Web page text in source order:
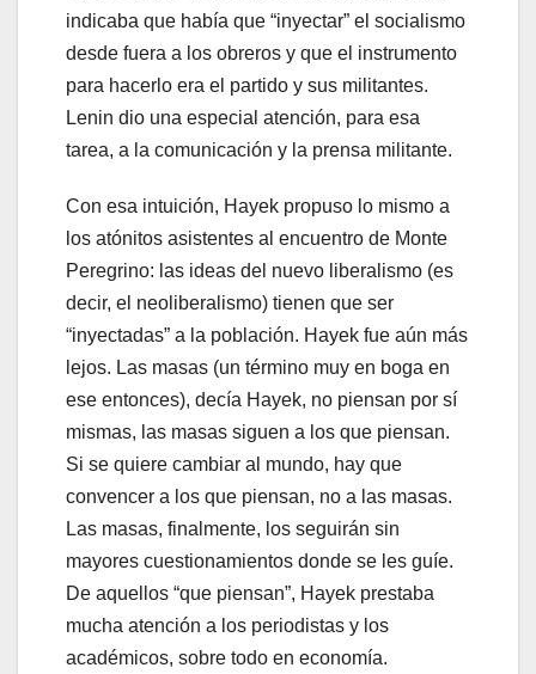
indicaba que había que “inyectar” el socialismo
desde fuera a los obreros y que el instrumento
para hacerlo era el partido y sus militantes.
Lenin dio una especial atención, para esa
tarea, a la comunicación y la prensa militante.
Con esa intuición, Hayek propuso lo mismo a
los atónitos asistentes al encuentro de Monte
Peregrino: las ideas del nuevo liberalismo (es
decir, el neoliberalismo) tienen que ser
“inyectadas” a la población. Hayek fue aún más
lejos. Las masas (un término muy en boga en
ese entonces), decía Hayek, no piensan por sí
mismas, las masas siguen a los que piensan.
Si se quiere cambiar al mundo, hay que
convencer a los que piensan, no a las masas.
Las masas, finalmente, los seguirán sin
mayores cuestionamientos donde se les guíe.
De aquellos “que piensan”, Hayek prestaba
mucha atención a los periodistas y los
académicos, sobre todo en economía.